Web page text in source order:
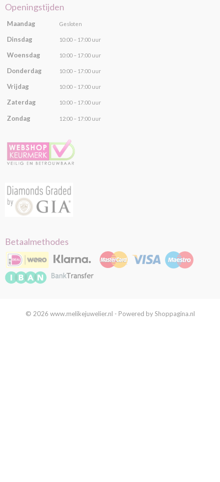
Openingstijden
Maandag Gesloten
Dinsdag 10:00 – 17:00 uur
Woensdag 10:00 – 17:00 uur
Donderdag 10:00 – 17:00 uur
Vrijdag 10:00 – 17:00 uur
Zaterdag 10:00 – 17:00 uur
Zondag 12:00 – 17:00 uur
Betaalmethodes
© 2026 www.melikejuwelier.nl - Powered by Shoppagina.nl